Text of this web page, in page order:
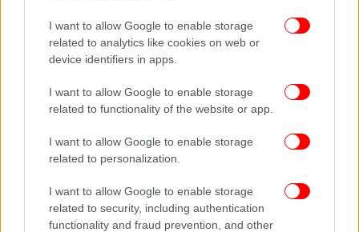
I want to allow Google to enable storage
related to analytics like cookies on web or
device identifiers in apps.
I want to allow Google to enable storage
related to functionality of the website or app.
I want to allow Google to enable storage
related to personalization.
I want to allow Google to enable storage
related to security, including authentication
functionality and fraud prevention, and other